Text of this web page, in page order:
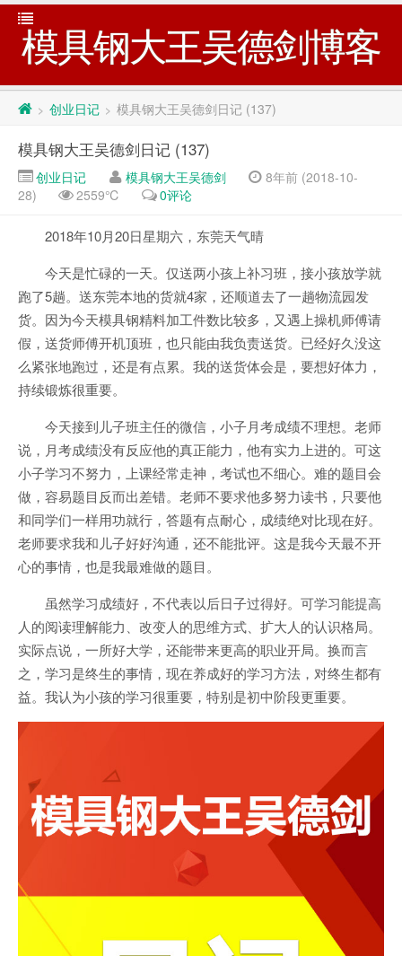
模具钢大王吴德剑博客
> 创业日记 > 模具钢大王吴德剑日记 (137)
模具钢大王吴德剑日记 (137)
创业日记 模具钢大王吴德剑
8年前 (2018-10-
28)
2559℃ 0评论
2018年10月20日星期六，东莞天气晴
今天是忙碌的一天。仅送两小孩上补习班，接小孩放学就
跑了5趟。送东莞本地的货就4家，还顺道去了一趟物流园发
货。因为今天模具钢精料加工件数比较多，又遇上操机师傅请
假，送货师傅开机顶班，也只能由我负责送货。已经好久没这
么紧张地跑过，还是有点累。我的送货体会是，要想好体力，
持续锻炼很重要。
今天接到儿子班主任的微信，小子月考成绩不理想。老师
说，月考成绩没有反应他的真正能力，他有实力上进的。可这
小子学习不努力，上课经常走神，考试也不细心。难的题目会
做，容易题目反而出差错。老师不要求他多努力读书，只要他
和同学们一样用功就行，答题有点耐心，成绩绝对比现在好。
老师要求我和儿子好好沟通，还不能批评。这是我今天最不开
心的事情，也是我最难做的题目。
虽然学习成绩好，不代表以后日子过得好。可学习能提高
人的阅读理解能力、改变人的思维方式、扩大人的认识格局。
实际点说，一所好大学，还能带来更高的职业开局。换而言
之，学习是终生的事情，现在养成好的学习方法，对终生都有
益。我认为小孩的学习很重要，特别是初中阶段更重要。